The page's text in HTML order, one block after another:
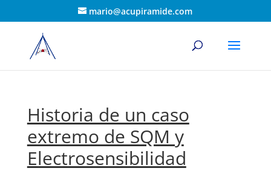
mario@acupiramide.com
Historia de un caso
extremo de SQM y
Electrosensibilidad